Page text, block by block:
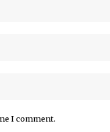
I comment.